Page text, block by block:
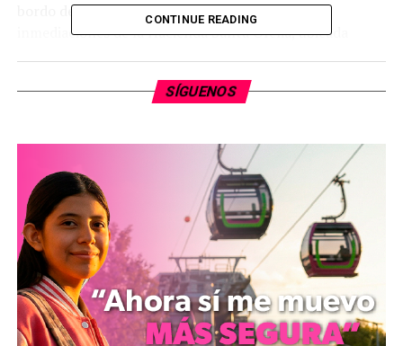
bordo de un vehículo y motocicletas hacia las
inmediaciones de la Hacienda Santa Ofelia, ubicada
Posteriormente, los informes ministeriales refieren que
agredida con un objeto contuso que le causó la muerte.
El agente del Ministerio Público reunió las evidencias
necesarias para solicitar el mandato judicial de captura a
un Juez de Control, el cual fue liberado y
cumplimentado por agentes de investigación del estado.
MiZitácuaro.
CONTINUE READING
SÍGUENOS